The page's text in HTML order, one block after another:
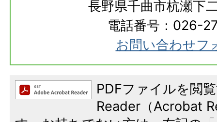
長野県千曲市杭瀬下
電話番号：026-
お問い合わせフ
PDFファイルを閲
Reader（Acrobat